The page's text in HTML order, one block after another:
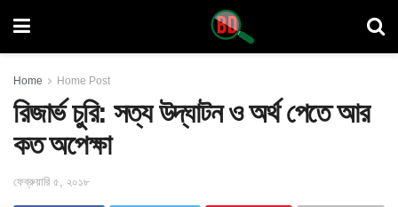
Home Home Post
রিজার্ভ চুরি: সত্য উদ্‌ঘাটন ও অর্থ পেতে আর
কত অপেক্ষা
ফেব্রুয়ারি ৫, ২০১৮